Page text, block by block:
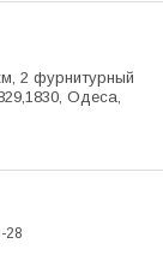
2 фурнитурный
Одеса,
28